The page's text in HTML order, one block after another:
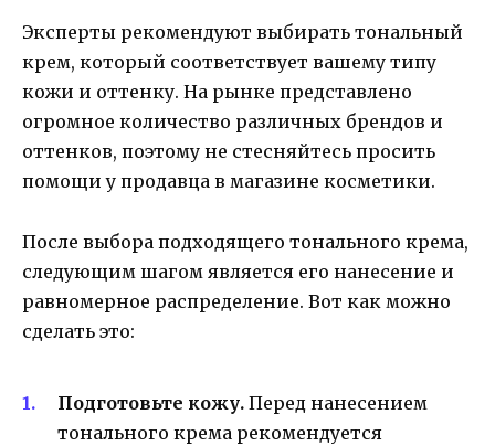
Эксперты рекомендуют выбирать тональный
крем, который соответствует вашему типу
кожи и оттенку. На рынке представлено
огромное количество различных брендов и
оттенков, поэтому не стесняйтесь просить
помощи у продавца в магазине косметики.
После выбора подходящего тонального крема,
следующим шагом является его нанесение и
равномерное распределение. Вот как можно
сделать это:
Подготовьте кожу. Перед нанесением
тонального крема рекомендуется